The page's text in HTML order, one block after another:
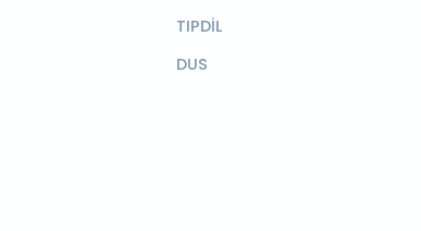
TIPDİL
DUS